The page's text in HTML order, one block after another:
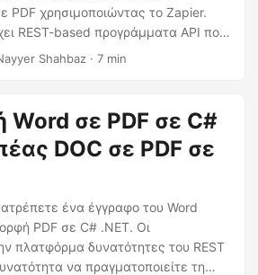
PDF χρησιμοποιώντας το Zapier.
REST-based προγράμματα API που
να δημιουργείτε, να
Αλλά προκειμένου να
διαδικασία μετατροπής
μια εφαρμογή μετατροπής Word
σας επιτρέπει να συνδέετε τα
από το Google Drive ή το Dropbox
αρχείων μας και να
καθημερινές σας εργασίες με
Shahbaz · 7 min
σε PDF σε C#
DOC σε PDF σε
ένα έγγραφο του Word
PDF σε C# .NET. Οι
πλατφόρμα δυνατότητες του REST
να πραγματοποιείτε τη